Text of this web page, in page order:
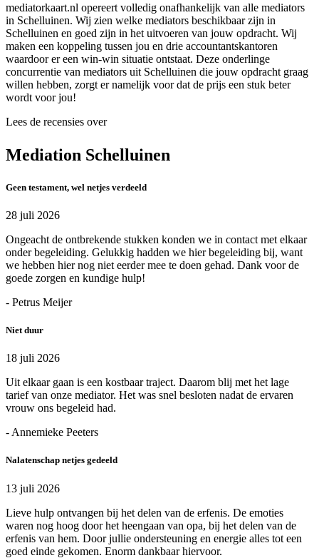
mediatorkaart.nl opereert volledig onafhankelijk van alle mediators
in Schelluinen. Wij zien welke mediators beschikbaar zijn in
Schelluinen en goed zijn in het uitvoeren van jouw opdracht. Wij
maken een koppeling tussen jou en drie accountantskantoren
waardoor er een win-win situatie ontstaat. Deze onderlinge
concurrentie van mediators uit Schelluinen die jouw opdracht graag
willen hebben, zorgt er namelijk voor dat de prijs een stuk beter
wordt voor jou!
Lees de recensies over
Mediation Schelluinen
Geen testament, wel netjes verdeeld
28 juli 2026
Ongeacht de ontbrekende stukken konden we in contact met elkaar
onder begeleiding. Gelukkig hadden we hier begeleiding bij, want
we hebben hier nog niet eerder mee te doen gehad. Dank voor de
goede zorgen en kundige hulp!
- Petrus Meijer
Niet duur
18 juli 2026
Uit elkaar gaan is een kostbaar traject. Daarom blij met het lage
tarief van onze mediator. Het was snel besloten nadat de ervaren
vrouw ons begeleid had.
- Annemieke Peeters
Nalatenschap netjes gedeeld
13 juli 2026
Lieve hulp ontvangen bij het delen van de erfenis. De emoties
waren nog hoog door het heengaan van opa, bij het delen van de
erfenis van hem. Door jullie ondersteuning en energie alles tot een
goed einde gekomen. Enorm dankbaar hiervoor.